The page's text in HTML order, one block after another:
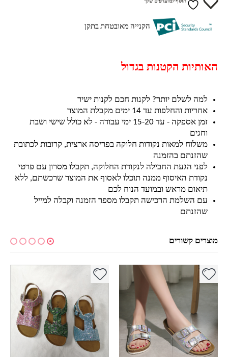
הקנייה מאובטחת בתקן
האותיות הקטנות בגדול
למה לשלם יותר? לקנות חכם לקנות ישיר
אחריות והחלפות עד 14 ימים מקבלת המוצר
זמן אספקה - עד 15-20 ימי עבודה - לא כולל שישי ושבת
וחגים
משלוח למאות נקודות חלוקה בפריסה ארצית, קרובות לכתובת
שהזנתם בהזמנה
לפני הגעת החבילה לנקודת החלוקה, תקבלו מסרון עם פרטי
נקודת האיסוף ממנה תוכלו לאסוף את המוצר שרכשתם, ללא
תיאום מראש ובמועד הנוח לכם
עם השלמת הרכישה תקבלו מספר הזמנה וקבלה למייל
שהזנתם
מוצרים קשורים
למוצר זה יש מספר סוגים. ניתן לבחור את האפשרויות בעמוד המוצר למוצר זה יש מספר סוגים. ניתן לבחור את האפשרויות בעמוד המוצר